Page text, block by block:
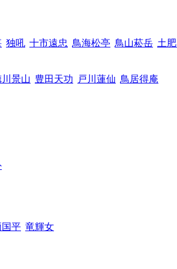
独吼 十市遠忠 鳥海松亭 鳥山菘岳 土
景山 豊田天功 戸川蓮仙 鳥居得庵
国平 竜輝女